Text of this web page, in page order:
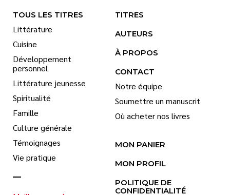
TOUS LES TITRES
Littérature
Cuisine
Développement
personnel
Littérature jeunesse
Spiritualité
Famille
Culture générale
Témoignages
Vie pratique
TITRES
AUTEURS
À PROPOS
CONTACT
Notre équipe
Soumettre un manuscrit
Où acheter nos livres
MON PANIER
MON PROFIL
POLITIQUE DE
CONFIDENTIALITÉ